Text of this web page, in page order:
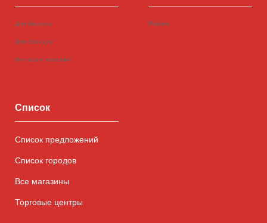
Для бизнеса
Для Брендов
Не нашли магазин?
Работа
Список
Список предложений
Список городов
Все магазины
Торговые центры